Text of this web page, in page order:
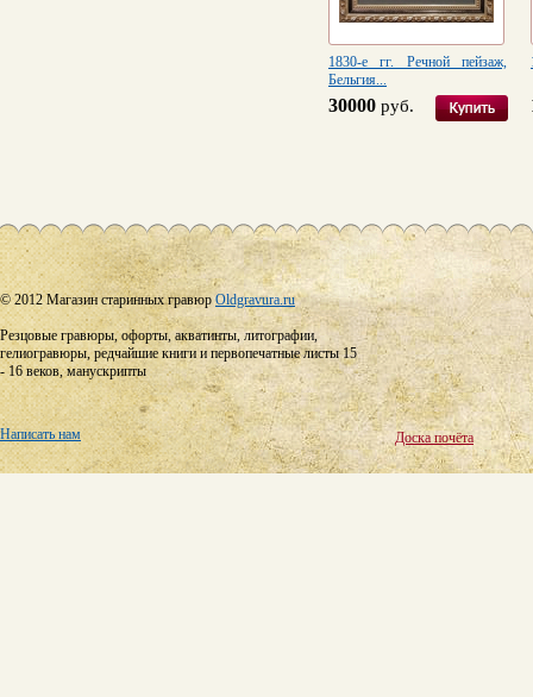
1830-е гг. Речной пейзаж,
Бельгия...
30000 руб.
© 2012 Магазин старинных гравюрOldgravura.ru
Резцовые гравюры, офорты, акватинты, литографии,
гелиогравюры, редчайшие книги и первопечатные листы 15
- 16 веков, манускрипты
Написать нам Доска почёта